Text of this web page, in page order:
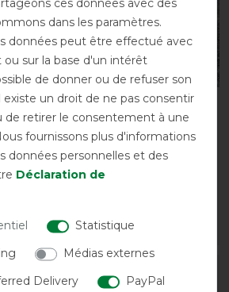
Back on Track
Protections de Box
Royal - Une Paire - Noire
avant 102,90 €
92,60 € *
LISTE DE SOUHAITS
-10%
dans les paramètres.
données peut être effectué avec
sur la base d'un intérêt
de donner ou de refuser son
un droit de ne pas consentir
de retirer le consentement à une
fournissons plus d'informations
données personnelles et des
Déclaration de
Statistique
Médias externes
Delivery
PayPal